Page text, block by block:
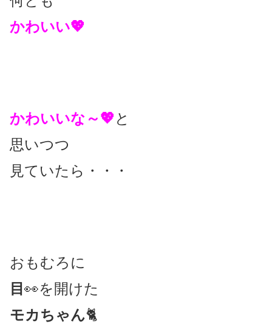
かわいい💖
かわいいな～💖 と
思いつつ
見ていたら・・・
おもむろに
目 👀を開けた
モカちゃん🐈